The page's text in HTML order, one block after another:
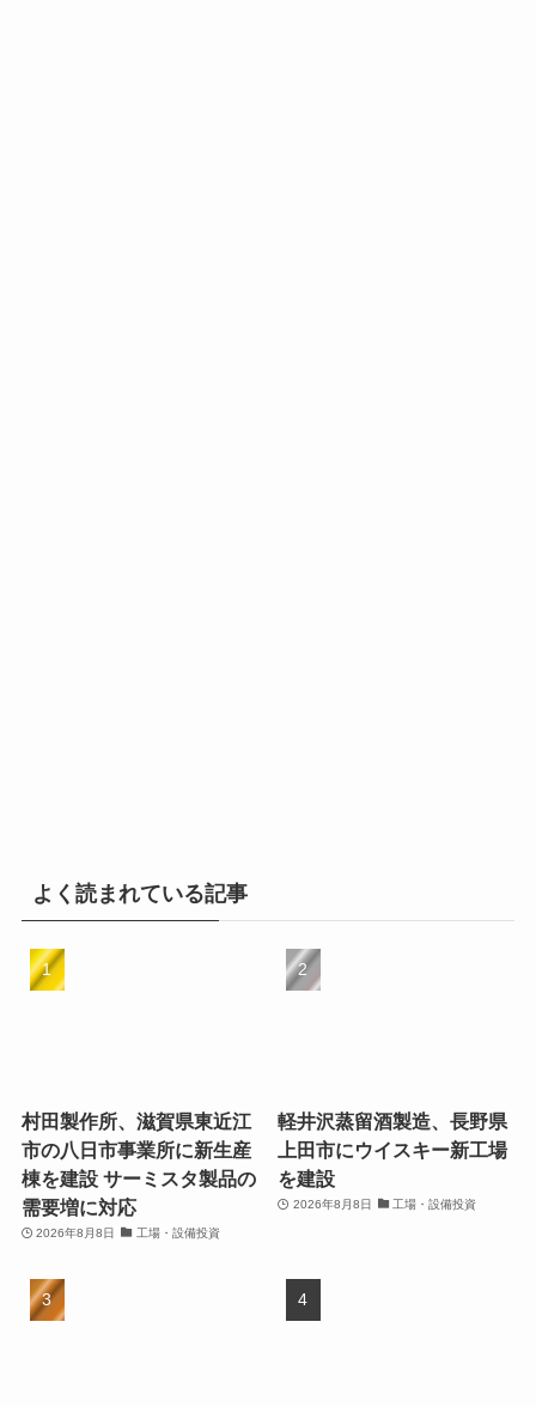
よく読まれている記事
村田製作所、滋賀県東近江
市の八日市事業所に新生産
棟を建設 サーミスタ製品の
需要増に対応
2026年8月8日 工場・設備投資
軽井沢蒸留酒製造、長野県
上田市にウイスキー新工場
を建設
2026年8月8日 工場・設備投資